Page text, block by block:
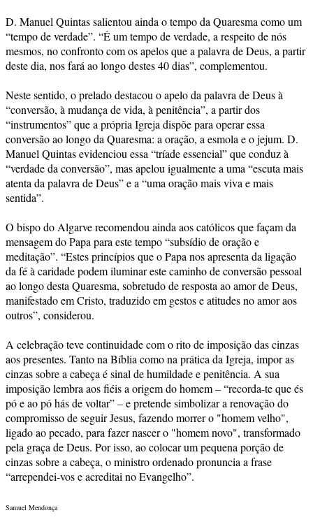
D. Manuel Quintas salientou ainda o tempo da Quaresma como um
“tempo de verdade”. “É um tempo de verdade, a respeito de nós
mesmos, no confronto com os apelos que a palavra de Deus, a partir
deste dia, nos fará ao longo destes 40 dias”, complementou.
Neste sentido, o prelado destacou o apelo da palavra de Deus à
“conversão, à mudança de vida, à penitência”, a partir dos
“instrumentos” que a própria Igreja dispõe para operar essa
conversão ao longo da Quaresma: a oração, a esmola e o jejum. D.
Manuel Quintas evidenciou essa “tríade essencial” que conduz à
“verdade da conversão”, mas apelou igualmente a uma “escuta mais
atenta da palavra de Deus” e a “uma oração mais viva e mais
sentida”.
O bispo do Algarve recomendou ainda aos católicos que façam da
mensagem do Papa para este tempo “subsídio de oração e
meditação”. “Estes princípios que o Papa nos apresenta da ligação
da fé à caridade podem iluminar este caminho de conversão pessoal
ao longo desta Quaresma, sobretudo de resposta ao amor de Deus,
manifestado em Cristo, traduzido em gestos e atitudes no amor aos
outros”, considerou.
A celebração teve continuidade com o rito de imposição das cinzas
aos presentes. Tanto na Bíblia como na prática da Igreja, impor as
cinzas sobre a cabeça é sinal de humildade e penitência. A sua
imposição lembra aos fiéis a origem do homem – “recorda-te que és
pó e ao pó hás de voltar” – e pretende simbolizar a renovação do
compromisso de seguir Jesus, fazendo morrer o "homem velho",
ligado ao pecado, para fazer nascer o "homem novo", transformado
pela graça de Deus. Por isso, ao colocar um pequena porção de
cinzas sobre a cabeça, o ministro ordenado pronuncia a frase
“arrependei-vos e acreditai no Evangelho”.
Samuel Mendonça